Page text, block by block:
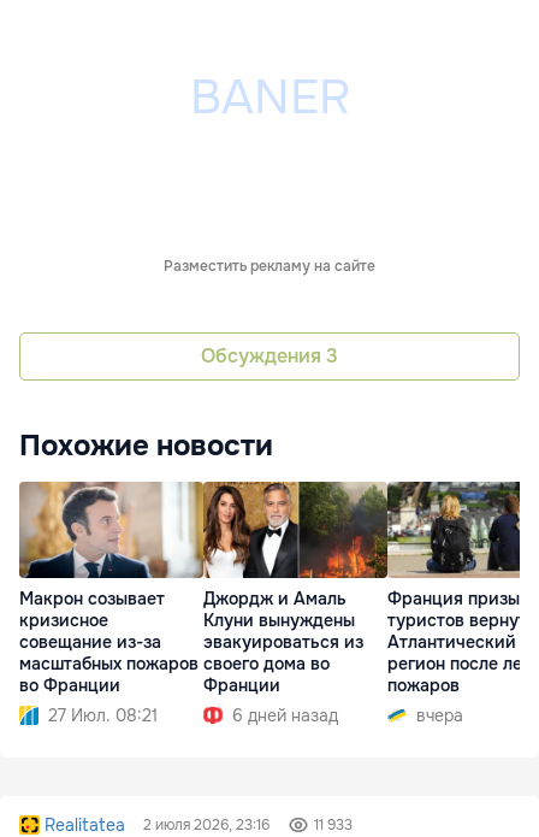
Разместить рекламу на сайте
Обсуждения 3
Похожие новости
Макрон созывает
кризисное
совещание из-за
масштабных пожаров
во Франции
27 Июл. 08:21
Джордж и Амаль
Клуни вынуждены
эвакуироваться из
своего дома во
Франции
6 дней назад
Франция
туристов
Атлантический
регион после
пожаров
вчера
Realitatea 2 июля 2026, 23:16 11 933